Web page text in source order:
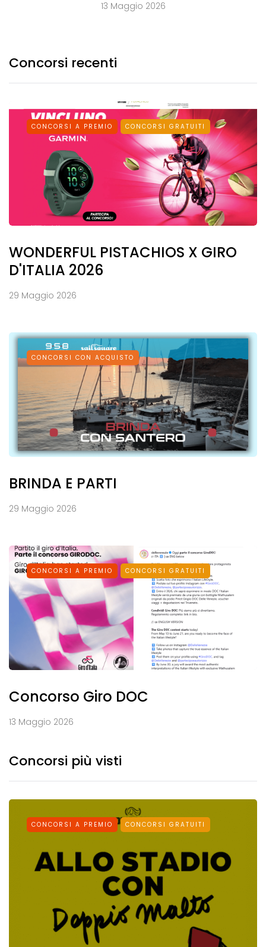
13 Maggio 2026
Concorsi recenti
CONCORSI A PREMIO CONCORSI GRATUITI
WONDERFUL PISTACHIOS X GIRO
D'ITALIA 2026
29 Maggio 2026
CONCORSI CON ACQUISTO
BRINDA E PARTI
29 Maggio 2026
CONCORSI A PREMIO CONCORSI GRATUITI
Concorso Giro DOC
13 Maggio 2026
Concorsi più visti
CONCORSI A PREMIO CONCORSI GRATUITI